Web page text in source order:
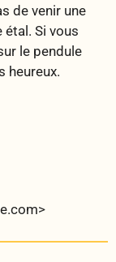
de venir une
Si vous
le pendule
heureux.